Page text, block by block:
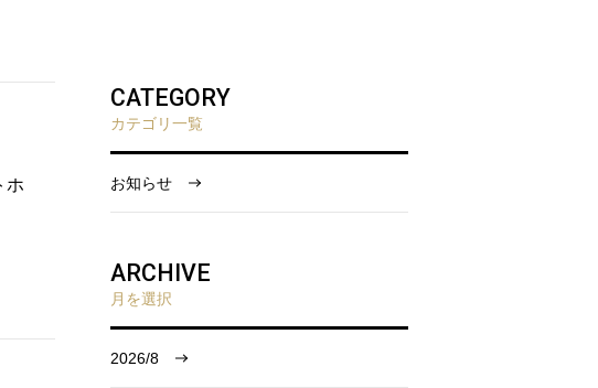
ホ
CATEGORY
カテゴリ一覧
お知らせ
ARCHIVE
月を選択
2026/8